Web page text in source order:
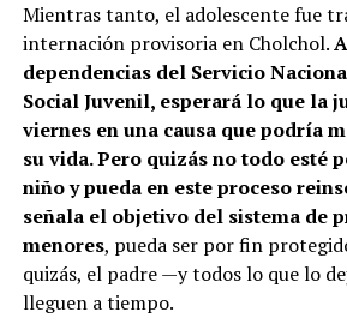
Mientras tanto, el adolescente fue
internación provisoria en Cholchol.
dependencias del Servicio
Social Juvenil, esperará lo que la
viernes en una causa que podría
su vida. Pero quizás no todo esté
niño y pueda en este proceso
señala el objetivo del sistema de
menores, pueda ser por fin
quizás, el padre —y todos lo que lo
lleguen a tiempo.